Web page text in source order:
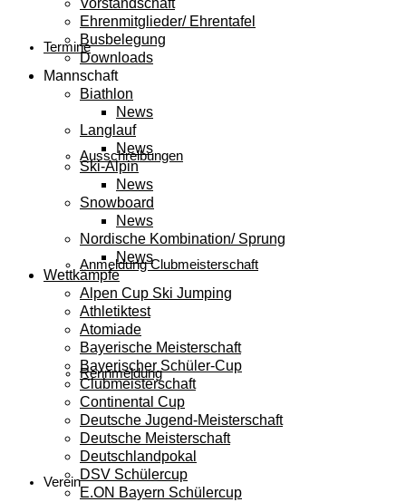
Termine
Ausschreibungen
Anmeldung Clubmeisterschaft
Rennmeldung
Verein
Vorstandschaft
Ehrenmitglieder/ Ehrentafel
Busbelegung
Downloads
Mannschaft
Biathlon
News
Langlauf
News
Ski-Alpin
News
Snowboard
News
Nordische Kombination/ Sprung
News
Wettkämpfe
Alpen Cup Ski Jumping
Athletiktest
Atomiade
Bayerische Meisterschaft
Bayerischer Schüler-Cup
Clubmeisterschaft
Continental Cup
Deutsche Jugend-Meisterschaft
Deutsche Meisterschaft
Deutschlandpokal
DSV Schülercup
E.ON Bayern Schülercup